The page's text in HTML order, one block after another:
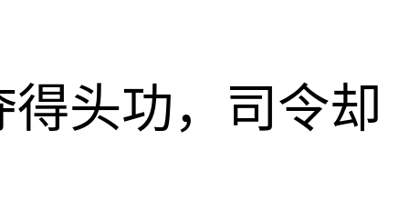
头功，司令却